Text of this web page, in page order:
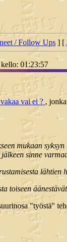
/ Follow Ups ] [
01:23:57
vai ei ? ,
mukaan
sinne
lähtien
toiseen
"työstä"